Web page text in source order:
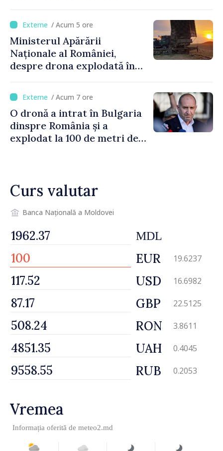
orășenesc a aprobat decizia
finală
/ Acum 5 ore
Ministerul Apărării
Naționale al României,
despre drona explodată în
nu au detectat niciun
vehicul aerian”
/ Acum 7 ore
O dronă a intrat în Bulgaria
dinspre România și a
explodat la 100 de metri de
Curs valutar
Banca Națională a Moldovei
MDL
EUR 19.6237
USD 16.6982
GBP 22.5125
RON 3.8611
UAH 0.4045
RUB 0.2053
Vremea
Informația oferită de meteo2.md